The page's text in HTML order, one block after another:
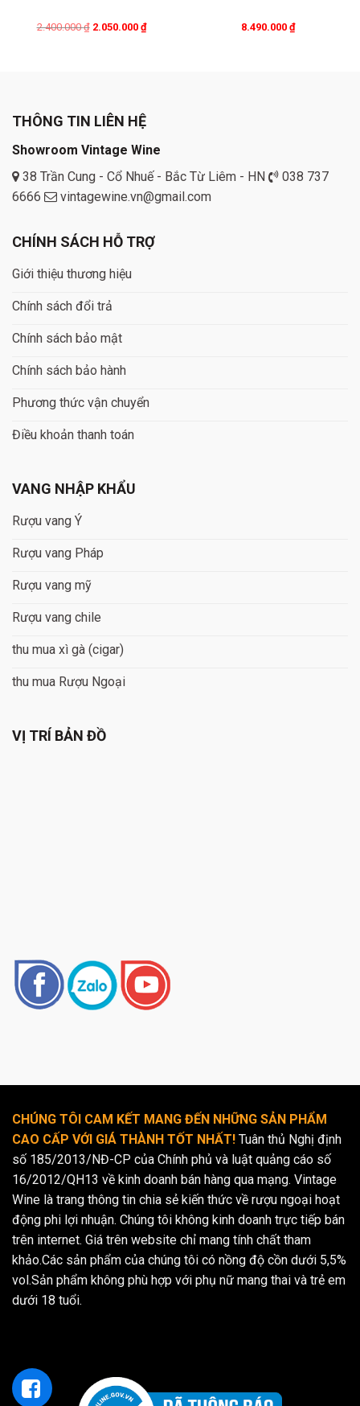
2.400.000₫
Original
2.050.000₫
Current
8.490.000 ₫
THÔNG TIN LIÊN HỆ
Showroom Vintage Wine
38 Trần Cung - Cổ Nhuế - Bắc Từ Liêm - HN
038 737
6666
vintagewine.vn@gmail.com
CHÍNH SÁCH HỖ TRỢ
Giới thiệu thương hiệu
Chính sách đổi trả
Chính sách bảo mật
Chính sách bảo hành
Phương thức vận chuyển
Điều khoản thanh toán
VANG NHẬP KHẨU
Rượu vang Ý
Rượu vang Pháp
Rượu vang mỹ
Rượu vang chile
thu mua xì gà (cigar)
thu mua Rượu Ngoại
VỊ TRÍ BẢN ĐỒ
CHÚNG TÔI CAM KẾT MANG ĐẾN NHỮNG SẢN PHẨM
CAO CẤP VỚI GIÁ THÀNH TỐT NHẤT! Tuân thủ Nghị định
số 185/2013/NĐ-CP của Chính phủ và luật quảng cáo số
16/2012/QH13 về kinh doanh bán hàng qua mạng. Vintage
Wine là trang thông tin chia sẻ kiến thức về rượu ngoại hoạt
động phi lợi nhuận. Chúng tôi không kinh doanh trực tiếp bán
trên internet. Giá trên website chỉ mang tính chất tham
khảo.Các sản phẩm của chúng tôi có nồng độ cồn dưới 5,5%
vol.Sản phẩm không phù hợp với phụ nữ mang thai và trẻ em
dưới 18 tuổi.